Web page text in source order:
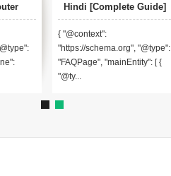
Hindi [Complete Guide]
{ "@context":
"https://schema.org", "@type":
"FAQPage", "mainEntity": [ {
"@ty...